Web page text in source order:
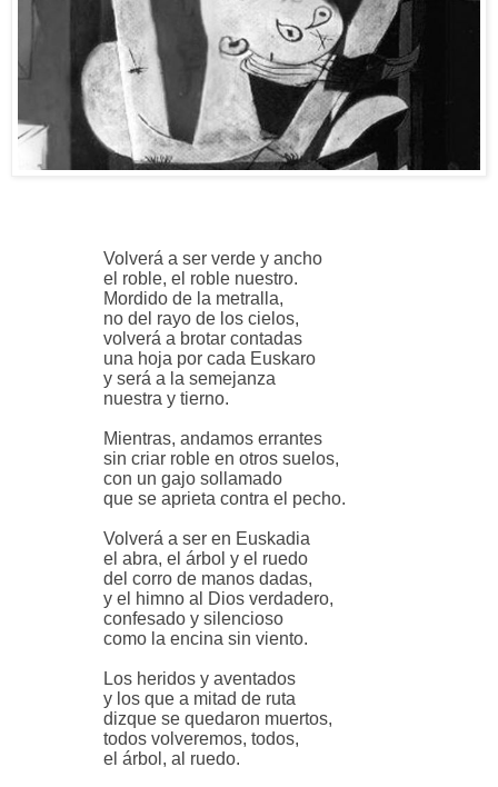
Volverá a ser verde y ancho
el roble, el roble nuestro.
Mordido de la metralla,
no del rayo de los cielos,
volverá a brotar contadas
una hoja por cada Euskaro
y será a la semejanza
nuestra y tierno.
Mientras, andamos errantes
sin criar roble en otros suelos,
con un gajo sollamado
que se aprieta contra el pecho.
Volverá a ser en Euskadia
el abra, el árbol y el ruedo
del corro de manos dadas,
y el himno al Dios verdadero,
confesado y silencioso
como la encina sin viento.
Los heridos y aventados
y los que a mitad de ruta
dizque se quedaron muertos,
todos volveremos, todos,
el árbol, al ruedo.